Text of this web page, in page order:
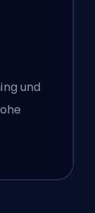
und